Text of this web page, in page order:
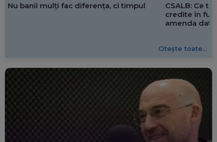
Nu banii mulți fac diferența, ci timpul
CSALB: Ce
credite în
amenda
Citește toate...